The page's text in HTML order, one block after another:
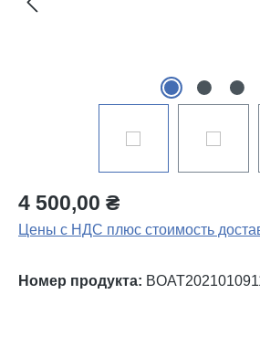
4 500,00 ₴
Цены с НДС плюс стоимость
Номер продукта: